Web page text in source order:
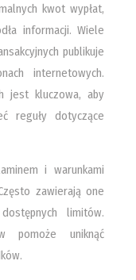
kwot wypłat,
informacji. Wiele
publikuje
internetowych.
jest kluczowa, aby
reguły dotyczące
i warunkami
zawierają one
limitów.
pomoże uniknąć